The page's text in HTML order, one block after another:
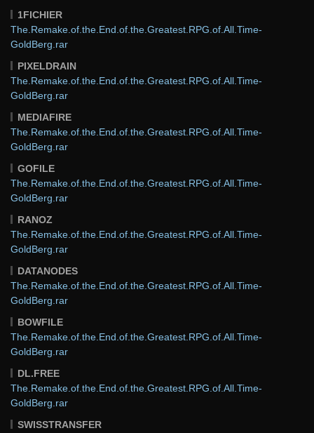
1FICHIER
The.Remake.of.the.End.of.the.Greatest.RPG.of.All.Time-
GoldBerg.rar
PIXELDRAIN
The.Remake.of.the.End.of.the.Greatest.RPG.of.All.Time-
GoldBerg.rar
MEDIAFIRE
The.Remake.of.the.End.of.the.Greatest.RPG.of.All.Time-
GoldBerg.rar
GOFILE
The.Remake.of.the.End.of.the.Greatest.RPG.of.All.Time-
GoldBerg.rar
RANOZ
The.Remake.of.the.End.of.the.Greatest.RPG.of.All.Time-
GoldBerg.rar
DATANODES
The.Remake.of.the.End.of.the.Greatest.RPG.of.All.Time-
GoldBerg.rar
BOWFILE
The.Remake.of.the.End.of.the.Greatest.RPG.of.All.Time-
GoldBerg.rar
DL.FREE
The.Remake.of.the.End.of.the.Greatest.RPG.of.All.Time-
GoldBerg.rar
SWISSTRANSFER